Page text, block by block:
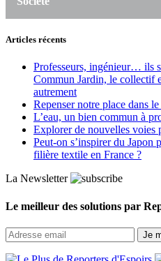
Articles récents
Professeurs, ingénieur… ils
Commun Jardin, le collectif
autrement
Repenser notre place dans
L’eau, un bien commun à
Explorer de nouvelles voies
Peut‑on s’inspirer du Japon
filière textile en France ?
La Newsletter
Le meilleur des solutions par